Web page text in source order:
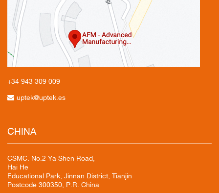
+34 943 309 009
uptek@uptek.es
CHINA
CSMC. No.2 Ya Shen Road,
Hai He
Educational Park, Jinnan District, Tianjin
Postcode 300350, P.R. China